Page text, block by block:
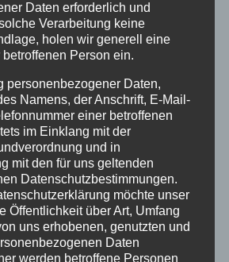
2025
| Juni 9, 2025|Ferien
bleibt die Tanzschule
das Büro ist nicht besetzt. Für
Daten erforderlich und
Verarbeitung keine
holen wir generell eine
Person ein.
personenbezogener Daten,
Namens, der Anschrift, E-Mail-
einer betroffenen
im Einklang mit der
und in
mit den für uns geltenden
Datenschutzbestimmungen.
möchte unser
Öffentlichkeit über Art, Umfang
uns erhobenen, genutzten und
Daten
werden betroffene Personen